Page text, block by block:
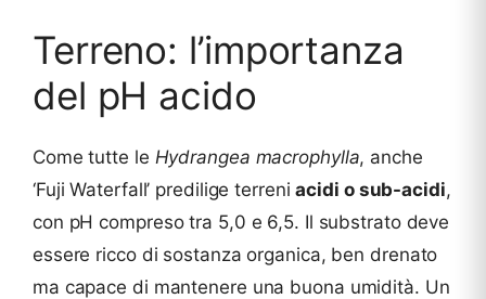
Terreno: l’importanza
del pH acido
Come tutte le Hydrangea macrophylla, anche
‘Fuji Waterfall’ predilige terreniacidi o sub-acidi,
con pH compreso tra 5,0 e 6,5. Il substrato deve
essere ricco di sostanza organica, ben drenato
ma capace di mantenere una buona umidità. Un